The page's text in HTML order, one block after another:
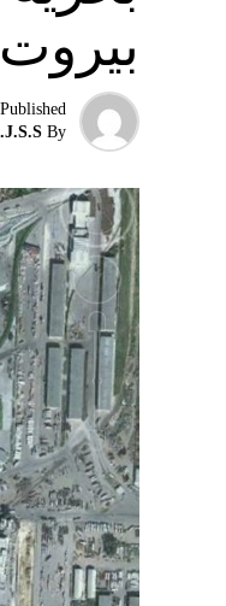
اتفاق
ويبدو
وليس
وفي هذا
عربية”:
أو
Published
By